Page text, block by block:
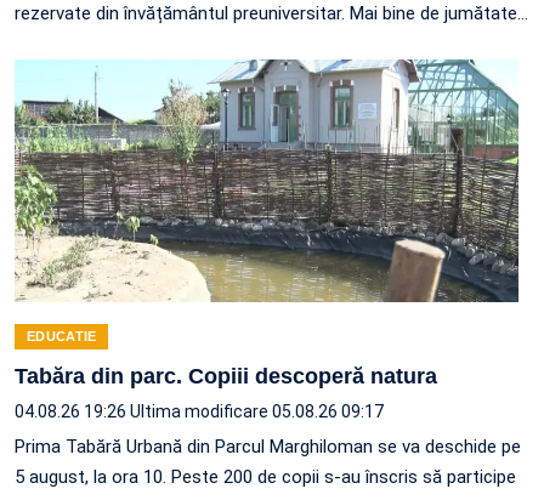
rezervate din învățământul preuniversitar. Mai bine de jumătate…
EDUCATIE
Tabăra din parc. Copiii descoperă natura
04.08.26 19:26 Ultima modificare 05.08.26 09:17
Prima Tabără Urbană din Parcul Marghiloman se va deschide pe
5 august, la ora 10. Peste 200 de copii s-au înscris să participe